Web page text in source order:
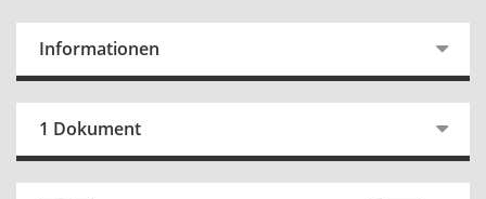
Informationen
1 Dokument